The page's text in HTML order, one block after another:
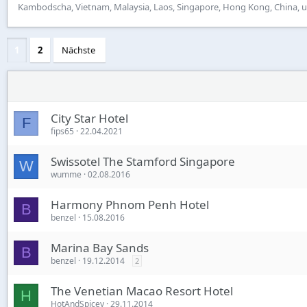
Kambodscha, Vietnam, Malaysia, Laos, Singapore, Hong Kong, China,
2 Nächste
F City Star Hotel
fips65 22.04.2021
W Swissotel The Stamford Singapore
wumme 02.08.2016
B Harmony Phnom Penh Hotel
benzel 15.08.2016
B Marina Bay Sands
benzel 19.12.2014 2
H The Venetian Macao Resort Hotel
HotAndSpicey 29.11.2014